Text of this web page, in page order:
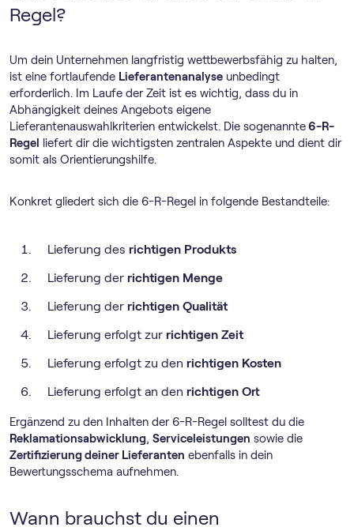
Regel?
Um dein Unternehmen langfristig wettbewerbsfähig zu halten,
ist eine fortlaufende Lieferantenanalyse unbedingt
erforderlich. Im Laufe der Zeit ist es wichtig, dass du in
Abhängigkeit deines Angebots eigene
Lieferantenauswahlkriterien entwickelst. Die sogenannte6-R-
Regel
liefert dir die wichtigsten zentralen Aspekte und dient dir
somit als Orientierungshilfe.
Konkret gliedert sich die 6-R-Regel in folgende Bestandteile:
Lieferung des richtigen Produkts
Lieferung der richtigen Menge
Lieferung der richtigen Qualität
Lieferung erfolgt zur richtigen Zeit
Lieferung erfolgt zu den richtigen Kosten
Lieferung erfolgt an den richtigen Ort
Ergänzend zu den Inhalten der 6-R-Regel solltest du die
Reklamationsabwicklung, Serviceleistungen sowie die
Zertifizierung deiner Lieferanten ebenfalls in dein
Bewertungsschema aufnehmen.
Wann brauchst du einen